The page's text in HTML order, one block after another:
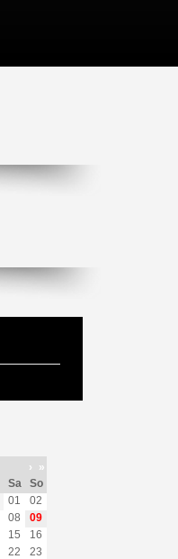
›
»
Sa
So
01
02
08
09
15
16
22
23